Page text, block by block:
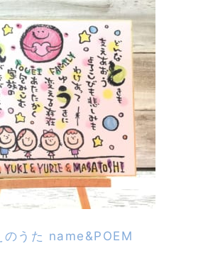
のうた name&POEM